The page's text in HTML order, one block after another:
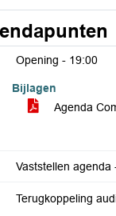
Opening - 19:00
Bijlagen
Agenda
Vaststellen agenda
Terugkoppeling